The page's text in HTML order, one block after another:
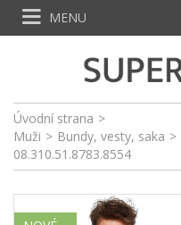
Úvodní strana >
Muži > Bundy, vesty, saka >
08.310.51.8783.8554
MENU